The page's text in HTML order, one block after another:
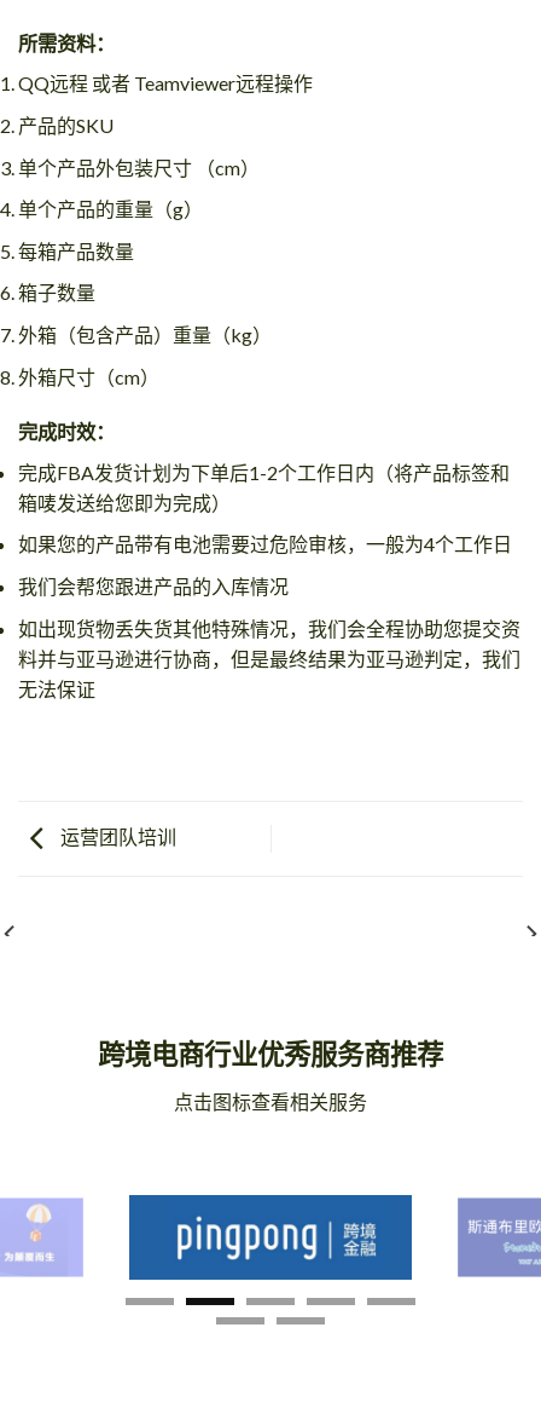
所需资料：
QQ远程 或者 Teamviewer远程操作
产品的SKU
单个产品外包装尺寸 （cm）
单个产品的重量（g）
每箱产品数量
箱子数量
外箱（包含产品）重量（kg）
外箱尺寸（cm）
完成时效：
完成FBA发货计划为下单后1-2个工作日内（将产品标签和
箱唛发送给您即为完成）
如果您的产品带有电池需要过危险审核，一般为4个工作日
我们会帮您跟进产品的入库情况
如出现货物丢失货其他特殊情况，我们会全程协助您提交资
料并与亚马逊进行协商，但是最终结果为亚马逊判定，我们
无法保证
运营团队培训
跨境电商行业优秀服务商推荐
点击图标查看相关服务